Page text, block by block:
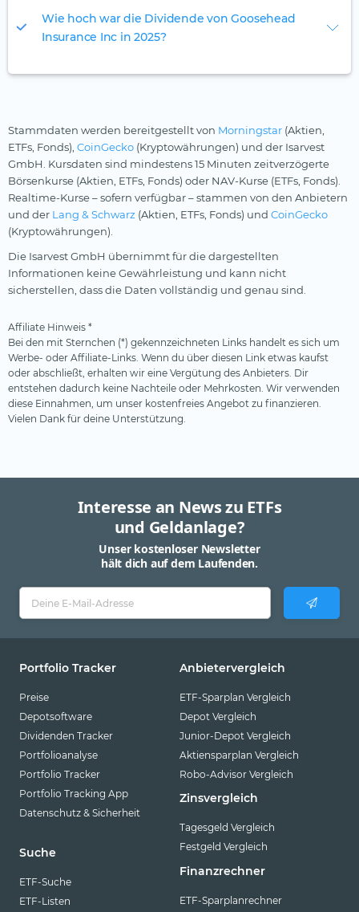
Wie hoch war die Dividende von Goosehead
Insurance Inc in 2025?
Stammdaten werden bereitgestellt von Morningstar (Aktien,
ETFs, Fonds), CoinGecko (Kryptowährungen) und der Isarvest
GmbH. Kursdaten sind mindestens 15 Minuten zeitverzögerte
Börsenkurse (Aktien, ETFs, Fonds) oder NAV-Kurse (ETFs, Fonds).
Realtime-Kurse – sofern verfügbar – stammen von den Anbietern
und der Lang & Schwarz (Aktien, ETFs, Fonds) und CoinGecko
(Kryptowährungen).
Die Isarvest GmbH übernimmt für die dargestellten
Informationen keine Gewährleistung und kann nicht
sicherstellen, dass die Daten vollständig und genau sind.
Affiliate Hinweis *
Bei den mit Sternchen (*) gekennzeichneten Links handelt es sich um
Werbe- oder Affiliate-Links. Wenn du über diesen Link etwas kaufst
oder abschließt, erhalten wir eine Vergütung des Anbieters. Dir
entstehen dadurch keine Nachteile oder Mehrkosten. Wir verwenden
diese Einnahmen, um unser kostenfreies Angebot zu finanzieren.
Vielen Dank für deine Unterstützung.
Interesse an News zu ETFs
und Geldanlage?
Unser kostenloser Newsletter
hält dich auf dem Laufenden.
Portfolio Tracker
Preise
Depotsoftware
Dividenden Tracker
Portfolioanalyse
Portfolio Tracker
Portfolio Tracking App
Datenschutz & Sicherheit
Suche
ETF-Suche
ETF-Listen
Anbietervergleich
ETF-Sparplan Vergleich
Depot Vergleich
Junior-Depot Vergleich
Aktiensparplan Vergleich
Robo-Advisor Vergleich
Zinsvergleich
Tagesgeld Vergleich
Festgeld Vergleich
Finanzrechner
ETF-Sparplanrechner